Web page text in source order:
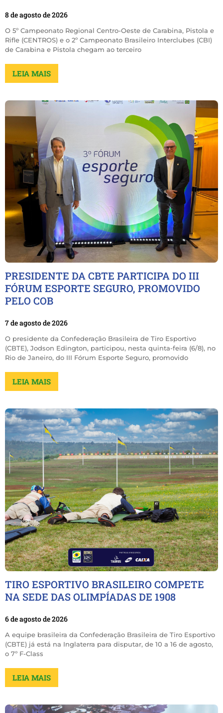
8 de agosto de 2026
O 5º Campeonato Regional Centro-Oeste de Carabina, Pistola e
Rifle (CENTROS) e o 2º Campeonato Brasileiro Interclubes (CBI)
de Carabina e Pistola chegam ao terceiro
LEIA MAIS
PRESIDENTE DA CBTE PARTICIPA DO III
FÓRUM ESPORTE SEGURO, PROMOVIDO
PELO COB
7 de agosto de 2026
O presidente da Confederação Brasileira de Tiro Esportivo
(CBTE), Jodson Edington, participou, nesta quinta-feira (6/8), no
Rio de Janeiro, do III Fórum Esporte Seguro, promovido
LEIA MAIS
TIRO ESPORTIVO BRASILEIRO COMPETE
NA SEDE DAS OLIMPÍADAS DE 1908
6 de agosto de 2026
A equipe brasileira da Confederação Brasileira de Tiro Esportivo
(CBTE) já está na Inglaterra para disputar, de 10 a 16 de agosto,
o 7º F-Class
LEIA MAIS